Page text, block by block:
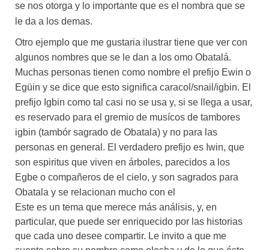
se nos otorga y lo importante que es el nombra que se
le da a los demas.
Otro ejemplo que me gustaria ilustrar tiene que ver con
algunos nombres que se le dan a los omo Obatalá.
Muchas personas tienen como nombre el prefijo Ewin o
Egüin y se dice que esto significa caracol/snail/igbin. El
prefijo Igbin como tal casi no se usa y, si se llega a usar,
es reservado para el gremio de musícos de tambores
igbin (tambór sagrado de Obatala) y no para las
personas en general. El verdadero prefijo es Iwin, que
son espiritus que viven en árboles, parecidos a los
Egbe o compañeros de el cielo, y son sagrados para
Obatala y se relacionan mucho con el
Este es un tema que merece más análisis, y, en
particular, que puede ser enriquecido por las historias
que cada uno desee compartir. Le invito a que me